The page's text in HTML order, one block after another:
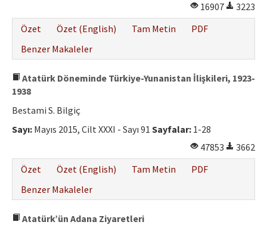
16907
3223
Özet
Özet (English) Tam Metin
PDF
Benzer Makaleler
Atatürk Döneminde Türkiye-Yunanistan İlişkileri, 1923-
1938
Bestami S. Bilgiç
Sayı: Mayıs 2015, Cilt XXXI - Sayı 91 Sayfalar: 1-28
47853
3662
Özet
Özet (English) Tam Metin
PDF
Benzer Makaleler
Atatürk’ün Adana Ziyaretleri